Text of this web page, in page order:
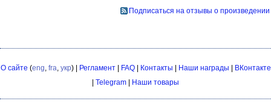
Подписаться на отзывы о произведении
О сайте (eng fra укр) | Регламент| FAQ| Контакты | Наши награды | ВКонтакте
| Telegram | Наши товары